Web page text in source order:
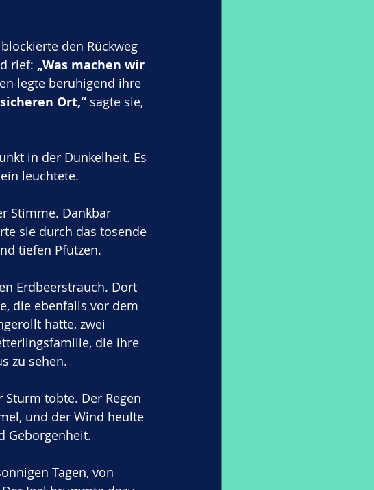
den Rückweg
rief: „Was machen wir
legte beruhigend ihre
Ort,“ sagte sie,
in der Dunkelheit. Es
leuchtete.
Stimme. Dankbar
sie durch das tosende
tiefen Pfützen.
Erdbeerstrauch. Dort
die ebenfalls vor dem
hatte, zwei
die ihre
zu sehen.
tobte. Der Regen
und der Wind heulte
Geborgenheit.
Tagen, von